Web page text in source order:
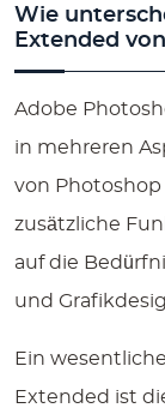
Wie
Extended
Adobe
in mehreren
von Photoshop
zusätzliche
auf die
und
Ein
Extended ist